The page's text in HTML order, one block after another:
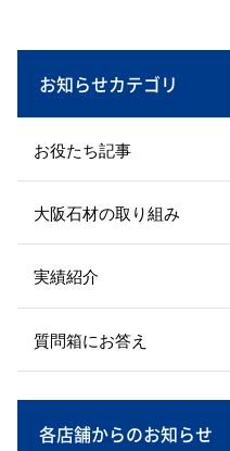
お知らせカテゴリ
お役たち記事
大阪石材の取り組み
実績紹介
質問箱にお答え
各店舗からのお知らせ